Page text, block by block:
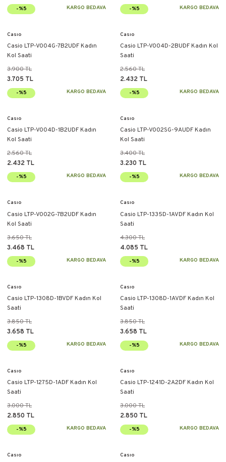
-%5 KARGO BEDAVA -%5 KARGO BEDAVA
Casıo
Casio LTP-V004G-7B2UDF Kadın
Kol Saati
3.900 TL
3.705 TL
-%5 KARGO BEDAVA
Casıo
Casio LTP-V004D-2BUDF Kadın Kol
Saati
2.560 TL
2.432 TL
-%5 KARGO BEDAVA
Casıo
Casio LTP-V004D-1B2UDF Kadın
Kol Saati
2.560 TL
2.432 TL
-%5 KARGO BEDAVA
Casıo
Casio LTP-V002SG-9AUDF Kadın
Kol Saati
3.400 TL
3.230 TL
-%5 KARGO BEDAVA
Casıo
Casio LTP-V002G-7B2UDF Kadın
Kol Saati
3.650 TL
3.468 TL
-%5 KARGO BEDAVA
Casıo
Casio LTP-1335D-1AVDF Kadın Kol
Saati
4.300 TL
4.085 TL
-%5 KARGO BEDAVA
Casıo
Casio LTP-1308D-1BVDF Kadın Kol
Saati
3.850 TL
3.658 TL
-%5 KARGO BEDAVA
Casıo
Casio LTP-1308D-1AVDF Kadın Kol
Saati
3.850 TL
3.658 TL
-%5 KARGO BEDAVA
Casıo
Casio LTP-1275D-1ADF Kadın Kol
Saati
3.000 TL
2.850 TL
-%5 KARGO BEDAVA
Casıo
Casio LTP-1241D-2A2DF Kadın Kol
Saati
3.000 TL
2.850 TL
-%5 KARGO BEDAVA
Casıo Casıo